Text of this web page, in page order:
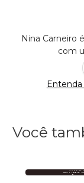
Nina Carneiro
com
Você